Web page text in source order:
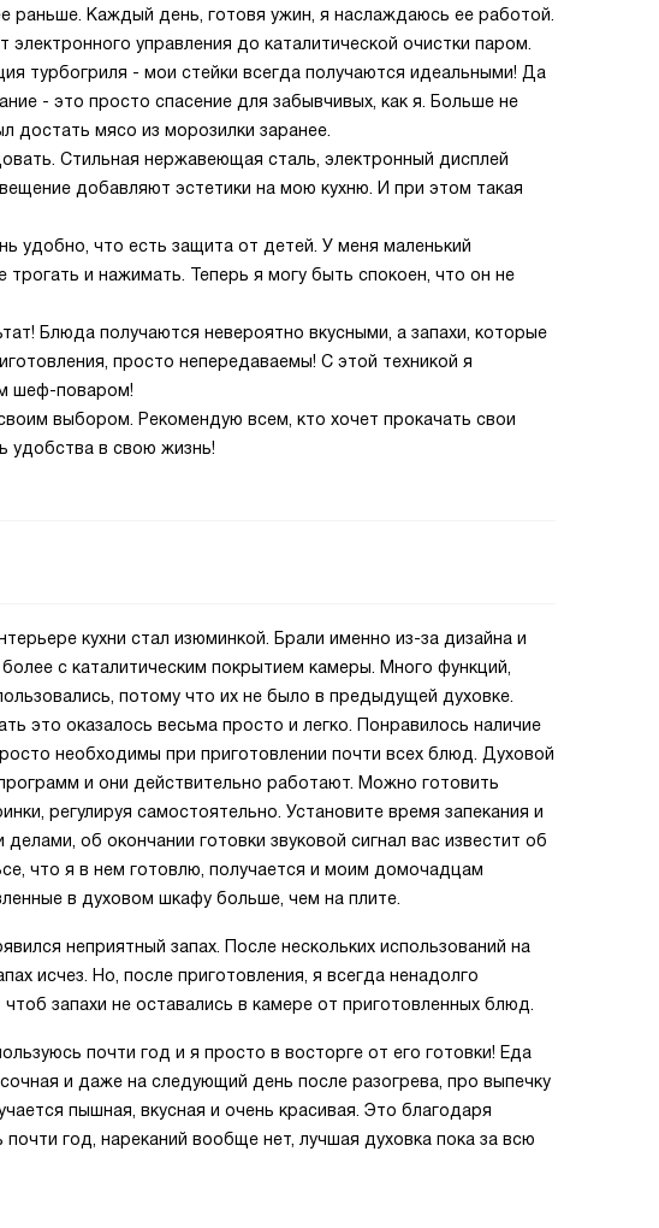
раньше. Каждый день, готовя ужин, я наслаждаюсь ее работой.
управления до каталитической очистки паром.
турбогриля - мои стейки всегда получаются идеальными! Да
- это просто спасение для забывчивых, как я. Больше не
достать мясо из морозилки заранее.
Стильная нержавеющая сталь, электронный дисплей
добавляют эстетики на мою кухню. И при этом такая
удобно, что есть защита от детей. У меня маленький
трогать и нажимать. Теперь я могу быть спокоен, что он не
Блюда получаются невероятно вкусными, а запахи, которые
просто непередаваемы! С этой техникой я
шеф-поваром!
выбором. Рекомендую всем, кто хочет прокачать свои
удобства в свою жизнь!
кухни стал изюминкой. Брали именно из-за дизайна и
с каталитическим покрытием камеры. Много функций,
потому что их не было в предыдущей духовке.
это оказалось весьма просто и легко. Понравилось наличие
необходимы при приготовлении почти всех блюд. Духовой
и они действительно работают. Можно готовить
регулируя самостоятельно. Установите время запекания и
об окончании готовки звуковой сигнал вас известит об
что я в нем готовлю, получается и моим домочадцам
в духовом шкафу больше, чем на плите.
неприятный запах. После нескольких использований на
исчез. Но, после приготовления, я всегда ненадолго
запахи не оставались в камере от приготовленных блюд.
почти год и я просто в восторге от его готовки! Еда
и даже на следующий день после разогрева, про выпечку
пышная, вкусная и очень красивая. Это благодаря
год, нареканий вообще нет, лучшая духовка пока за всю